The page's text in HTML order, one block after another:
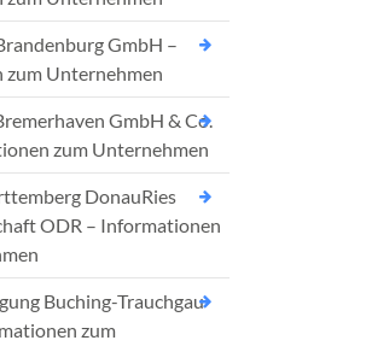
GmbH –
Unternehmen
GmbH & Co.
zum Unternehmen
DonauRies
ODR – Informationen
Buching-Trauchgau
zum